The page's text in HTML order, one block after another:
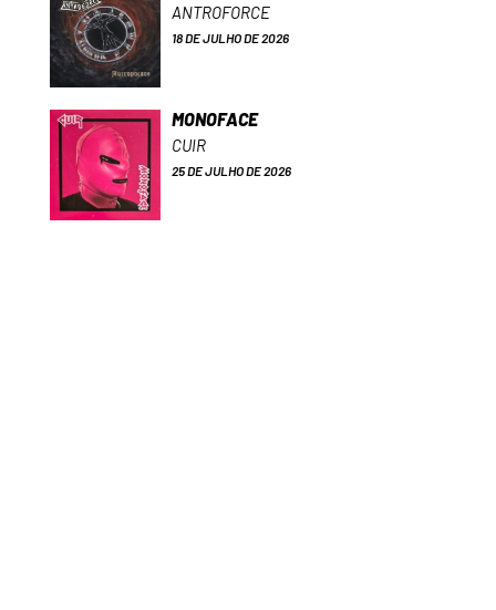
ANTROFORCE
18 DE JULHO DE 2026
MONOFACE
CUIR
25 DE JULHO DE 2026